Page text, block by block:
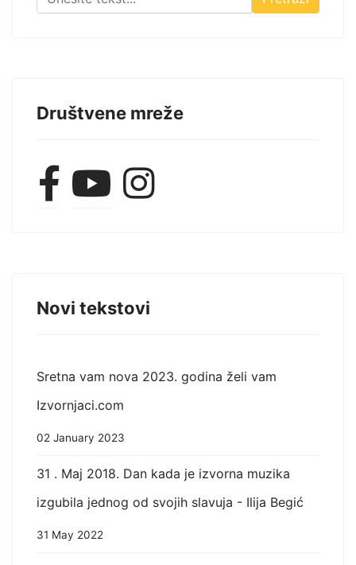
Društvene mreže
Novi tekstovi
Sretna vam nova 2023. godina želi vam
Izvornjaci.com
02 January 2023
31 . Maj 2018. Dan kada je izvorna muzika
izgubila jednog od svojih slavuja - Ilija Begić
31 May 2022